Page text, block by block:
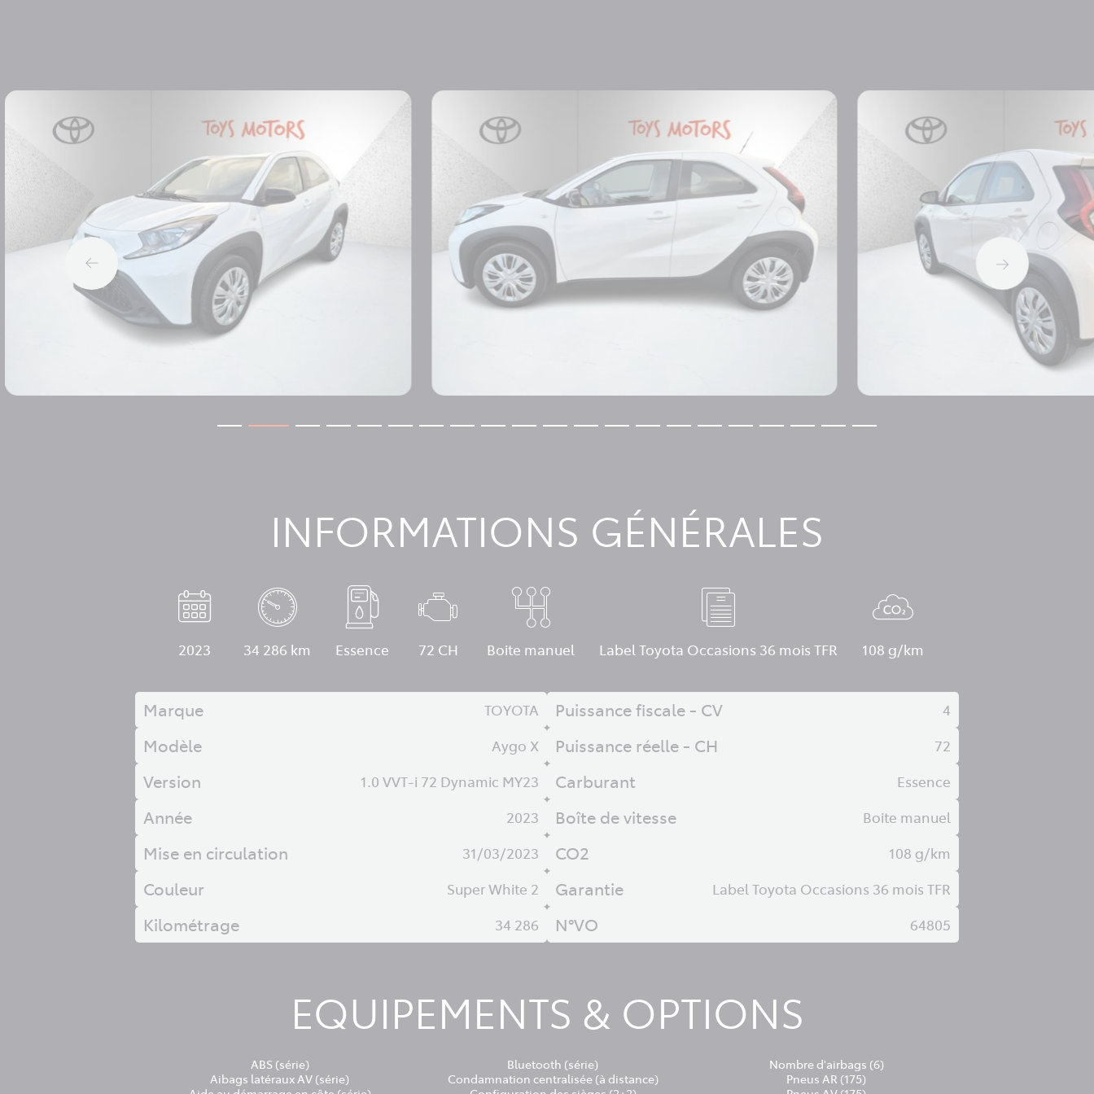
INFORMATIONS GÉNÉRALES
2023 34 286 km Essence 72 CH Boite manuel Label Toyota Occasions 36 mois TFR 108 g/km
Marque TOYOTA
Modèle Aygo X
Version 1.0 VVT-i 72 Dynamic MY23
Année 2023
Mise en circulation 31/03/2023
Couleur Super White 2
Kilométrage 34 286
Puissance fiscale - CV 4
Puissance réelle - CH 72
Carburant Essence
Boîte de vitesse Boite manuel
CO2 108 g/km
Garantie Label Toyota Occasions 36 mois TFR
N°VO 64805
EQUIPEMENTS & OPTIONS
ABS (série)
Aibags latéraux AV (série)
Bluetooth (série)
Condamnation centralisée (à distance)
Nombre d'airbags (6)
Pneus AR (175)